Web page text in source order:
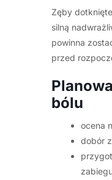
Zęby
silną
powinna
przed
bólu
ocena
dobór